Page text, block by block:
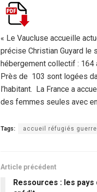
ce
b
o
o
k
n
g
e
« Le Vaucluse accueille
précise Christian Guyard le
hébergement collectif : 164
Près de 103 sont logées
l’habitant. La France a
des femmes seules avec
Tags: accueil réfugiés
Article précédent
Ressources : les